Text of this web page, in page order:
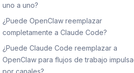
uno a uno?
¿Puede OpenClaw reemplazar
completamente a Claude Code?
¿Puede Claude Code reemplazar a
OpenClaw para flujos de trabajo
por canales?